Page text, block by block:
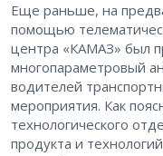
Еще раньше, на
помощью
центра «КАМАЗ» был
многопараметровый
водителей
мероприятия. Как
технологического
продукта и